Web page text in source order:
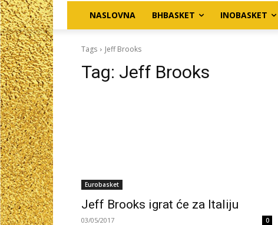
NASLOVNA BHBASKET INOBASKET
Tags Jeff Brooks
Tag: Jeff Brooks
Eurobasket
Jeff Brooks igrat će za Italiju
03/05/2017 0